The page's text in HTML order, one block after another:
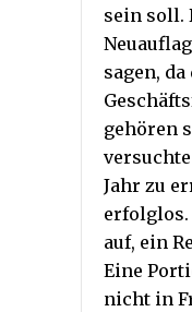
sein soll.
sagen,
gehören
Jahr zu
erfolglos.
auf, ein
Eine
nicht in